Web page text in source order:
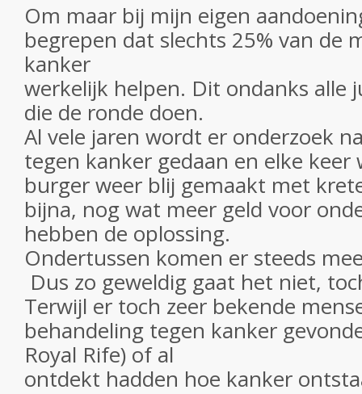
Om maar bij mijn eigen
begrepen dat slechts 25% van de
kanker
werkelijk helpen. Dit ondanks alle
die de ronde doen.
Al vele jaren wordt er onderzoek
tegen kanker gedaan en elke keer
burger weer blij gemaakt met
bijna, nog wat meer geld voor
hebben de oplossing.
Ondertussen komen er steeds
Dus zo geweldig gaat het niet,
Terwijl er toch zeer bekende
behandeling tegen kanker
Royal Rife) of al
ontdekt hadden hoe kanker